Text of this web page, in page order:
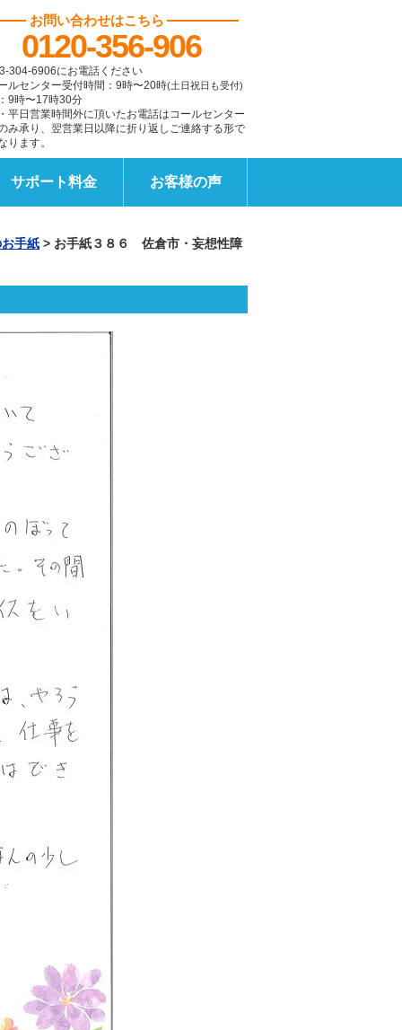
お問い合わせはこちら
0120-356-906
304-6906にお電話ください
ルセンター受付時間：9時〜20時(土日祝日も受付)
9時〜17時30分
平日営業時間外に頂いたお電話はコールセンター
み承り、翌営業日以降に折り返しご連絡する形で
ります。
サポート料金 お客様の声
手紙 > お手紙３８６ 佐倉市・妄想性障